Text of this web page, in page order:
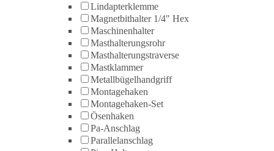
Lindapterklemme
Magnetbithalter 1/4" Hex
Maschinenhalter
Masthalterungsrohr
Masthalterungstraverse
Mastklammer
Metallbügelhandgriff
Montagehaken
Montagehaken-Set
Ösenhaken
Pa-Anschlag
Parallelanschlag